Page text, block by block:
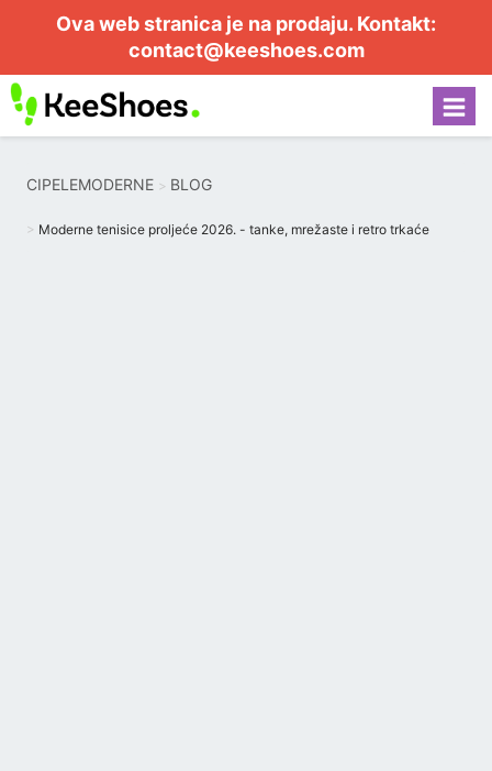
Ova web stranica je na prodaju. Kontakt:
contact@keeshoes.com
CIPELEMODERNE BLOG
Moderne tenisice proljeće 2026. - tanke, mrežaste i retro trkaće